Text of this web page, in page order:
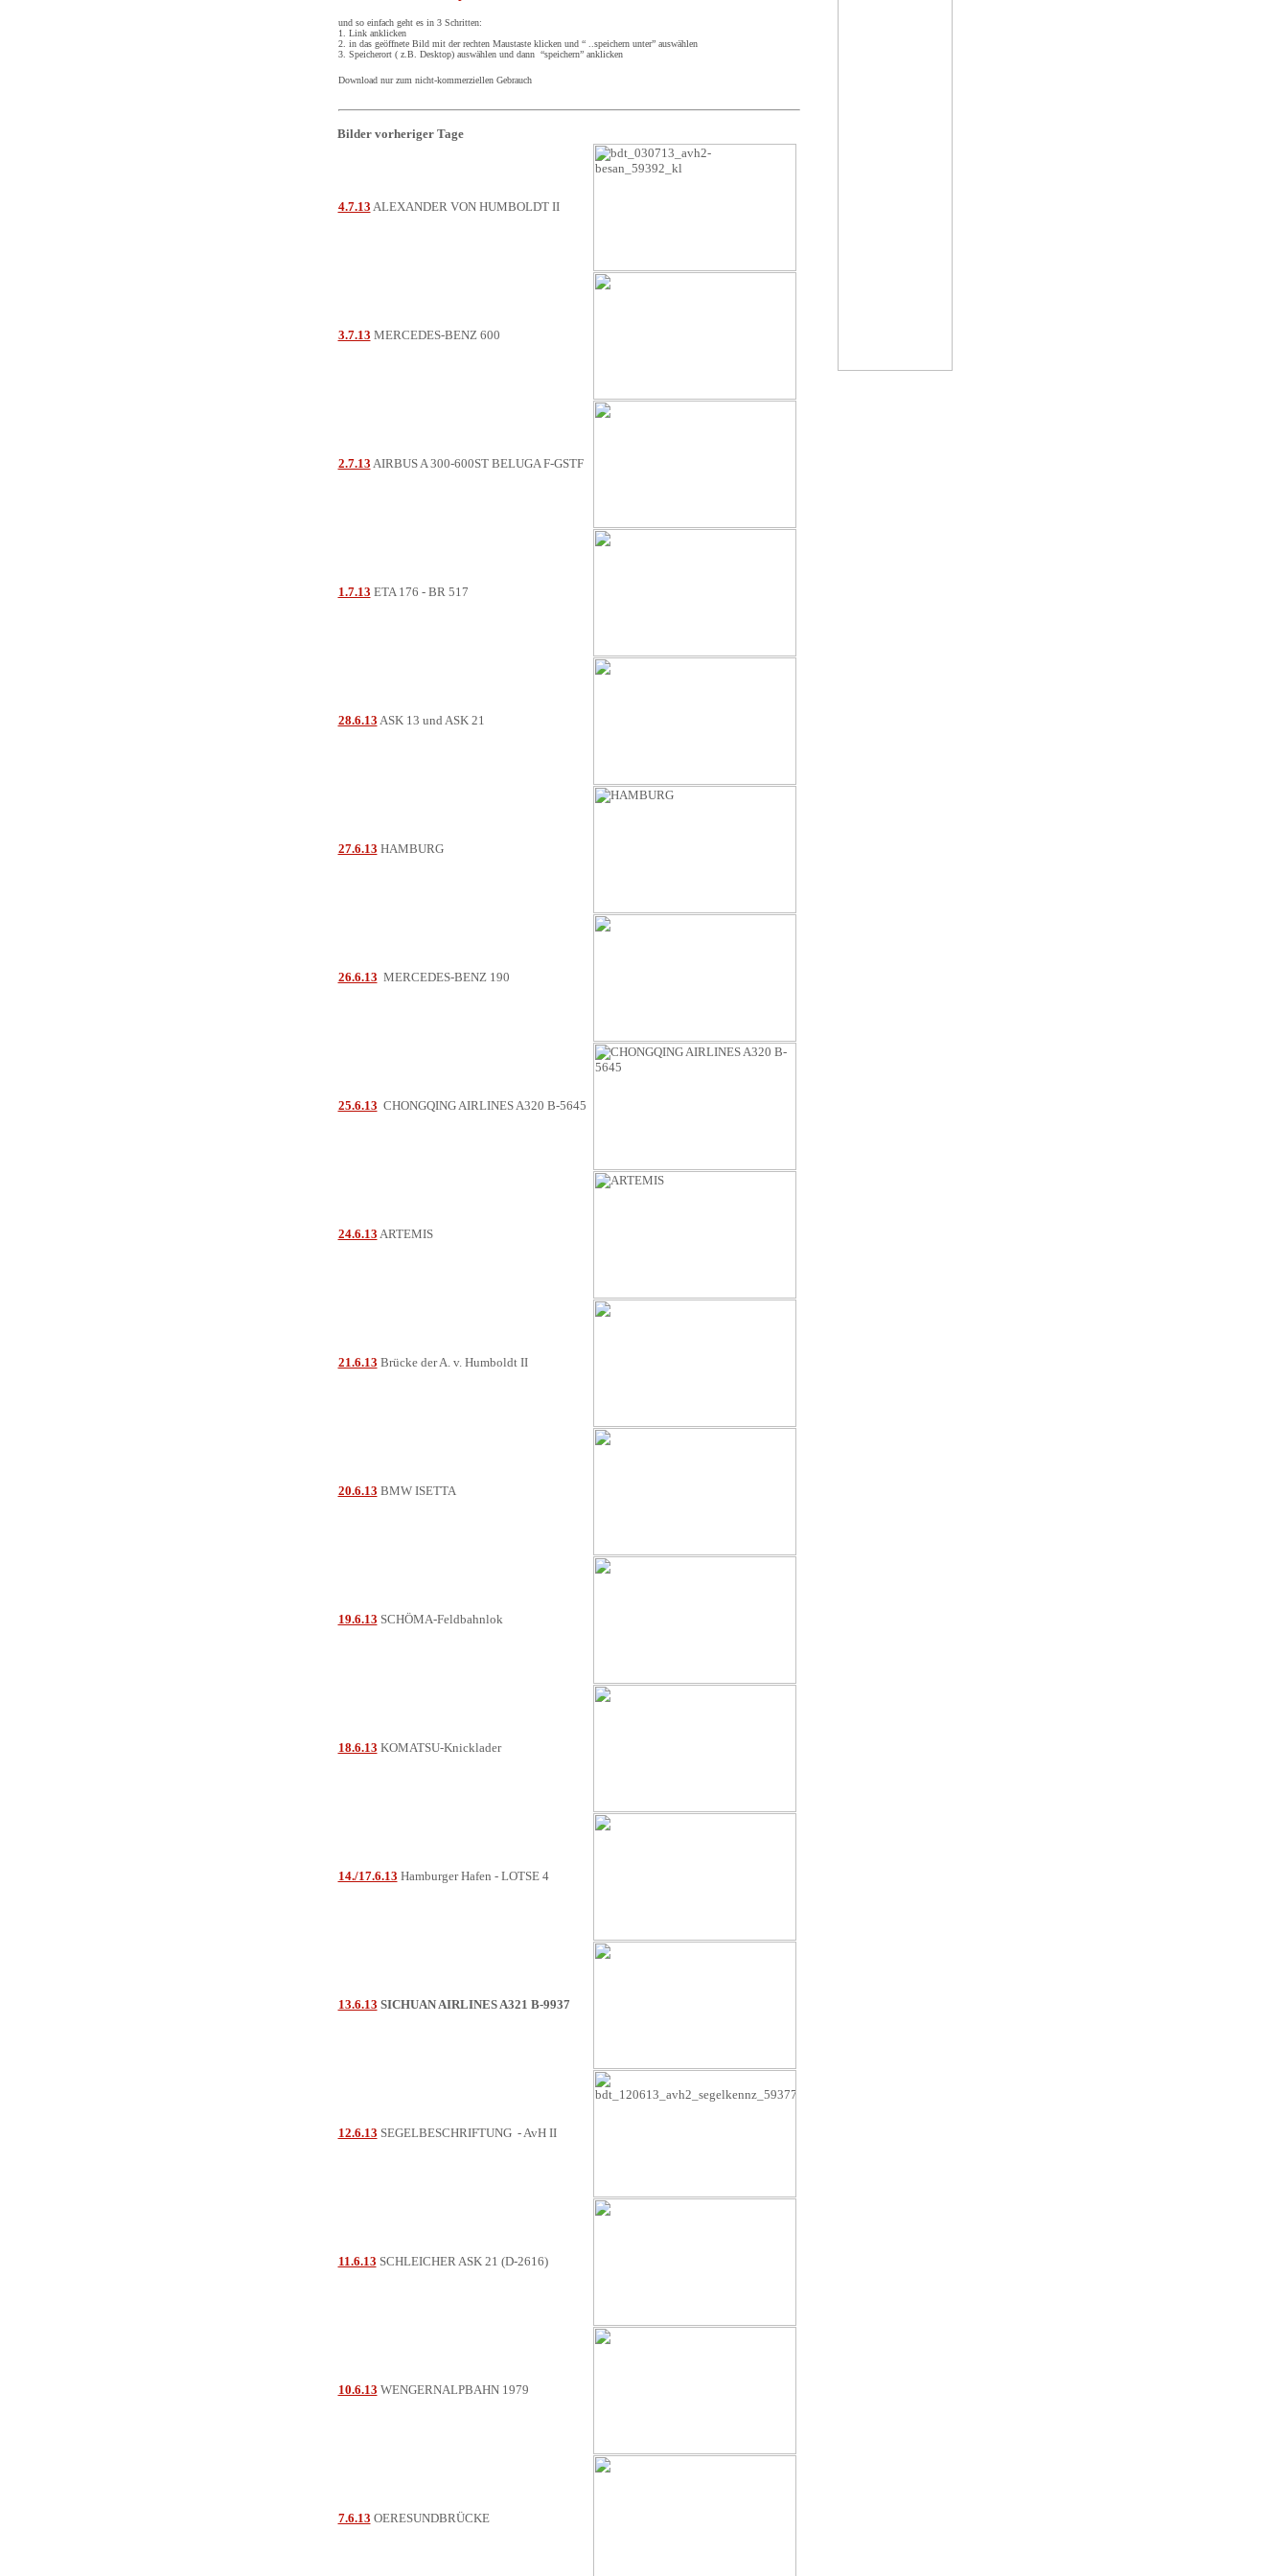
und so einfach geht es in 3 Schritten:
1. Link anklicken
2. in das geöffnete Bild mit der rechten Maustaste klicken und “ ..speichern unter” auswählen
3. Speicherort ( z.B. Desktop) auswählen und dann “speichern” anklicken
Download nur zum nicht-kommerziellen Gebrauch
Bilder vorheriger Tage
4.7.13 ALEXANDER VON HUMBOLDT II
3.7.13 MERCEDES-BENZ 600
2.7.13 AIRBUS A 300-600ST BELUGA F-GSTF
1.7.13 ETA 176 - BR 517
28.6.13 ASK 13 und ASK 21
27.6.13 HAMBURG
26.6.13 MERCEDES-BENZ 190
25.6.13 CHONGQING AIRLINES A320 B-5645
24.6.13 ARTEMIS
21.6.13 Brücke der A. v. Humboldt II
20.6.13 BMW ISETTA
19.6.13 SCHÖMA-Feldbahnlok
18.6.13 KOMATSU-Knicklader
14./17.6.13 Hamburger Hafen - LOTSE 4
13.6.13 SICHUAN AIRLINES A321 B-9937
12.6.13 SEGELBESCHRIFTUNG - AvH II
11.6.13 SCHLEICHER ASK 21 (D-2616)
10.6.13 WENGERNALPBAHN 1979
7.6.13 OERESUNDBRÜCKE